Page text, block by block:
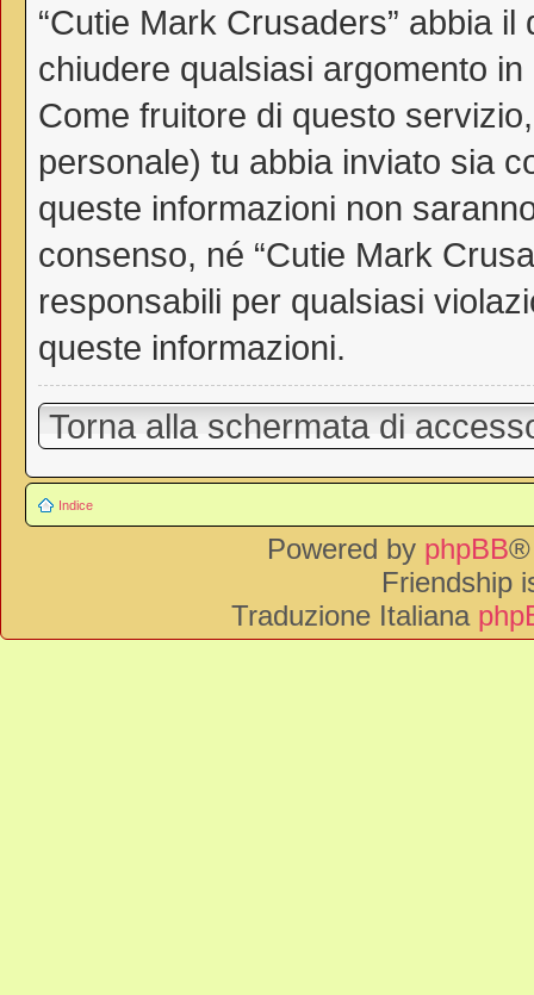
“Cutie Mark Crusaders” abbia
chiudere qualsiasi argomento
Come fruitore di questo
personale) tu abbia inviato sia
queste informazioni non
consenso, né “Cutie Mark
responsabili per qualsiasi
queste informazioni.
Torna alla schermata di
Indice
Powered by phpBB®
Friendship
Traduzione Italiana